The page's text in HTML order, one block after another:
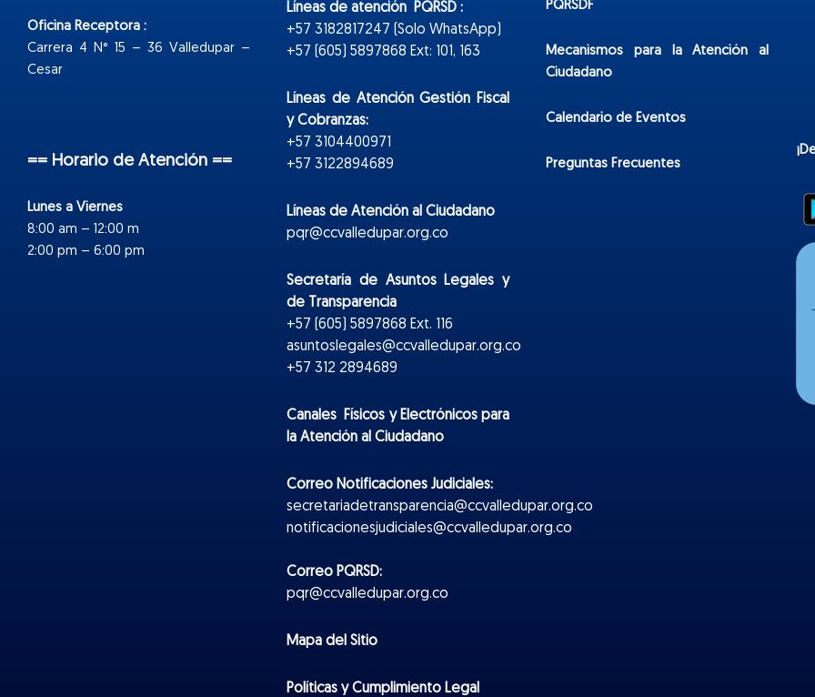
Oficina Receptora :
Carrera 4 N° 15 – 36 Valledupar –
Cesar
== Horario de Atención ==
Lunes a Viernes
8:00 am – 12:00 m
2:00 pm – 6:00 pm
Líneas de atención PQRSD :
+57 3182817247 (Solo WhatsApp)
+57 (605) 5897868 Ext: 101, 163
Líneas de Atención Gestión Fiscal
y Cobranzas:
+57 3104400971
+57 3122894689
Líneas de Atención al Ciudadano
pqr@ccvalledupar.org.co
Secretaría de Asuntos Legales y
de Transparencia
+57 (605) 5897868 Ext. 116
asuntoslegales@ccvalledupar.org.co
+57 312 2894689
Canales Físicos yElectrónicospara
la Atención al Ciudadano
Correo Notificaciones Judiciales:
secretariadetransparencia@ccvalledupar.org.co
notificacionesjudiciales@ccvalledupar.org.co
Correo PQRSD:
pqr@ccvalledupar.org.co
Mapa del Sitio
Políticas y Cumplimiento Legal
PQRSDF
Mecanismos para la Atención al
Ciudadano
Calendario de Eventos
Preguntas Frecuentes